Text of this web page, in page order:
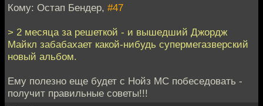
Кому: Остап Бендер, #47
> 2 месяца за решеткой - и вышедший Джордж
Майкл забабахает какой-нибудь супермегазверский
новый альбом.
Ему полезно еще будет с Нойз МС побеседовать -
получит правильные советы!!!